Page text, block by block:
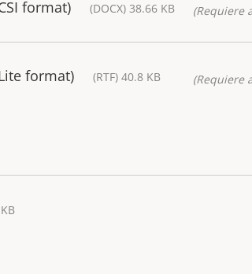
format) (DOCX) 38.66 KB (Requiere
format) (RTF) 40.8 KB (Requiere